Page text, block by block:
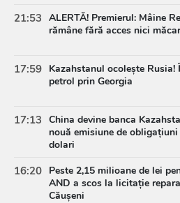
21:53 ALERTĂ! Premierul: Mâine Republica Moldova ar putea
rămâne fără acces nici
17:59 Kazahstanul ocolește
petrol prin Georgia
17:13 China devine banca
nouă emisiune de
dolari
16:20 Peste 2,15 milioane de lei
AND a scos la licitație
Căușeni